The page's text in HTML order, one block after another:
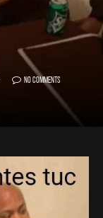
No Comments